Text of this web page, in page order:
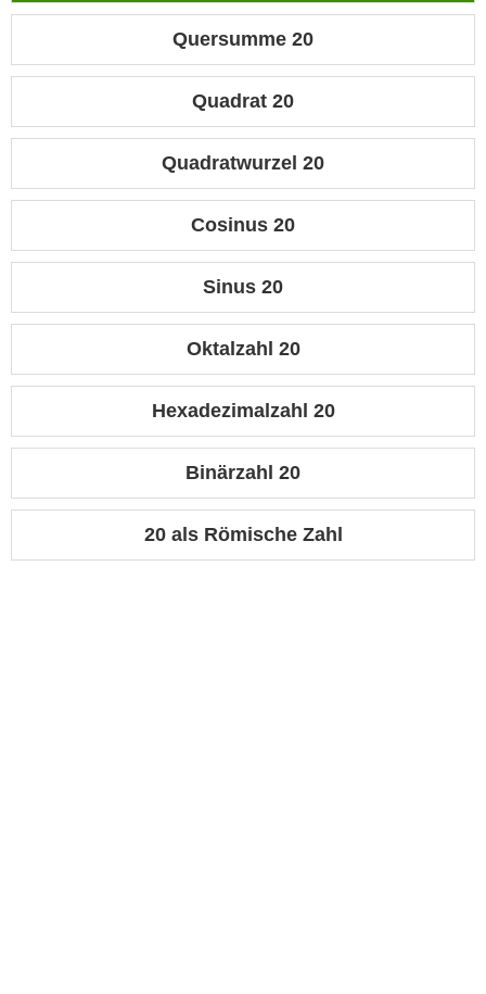
Quersumme 20
Quadrat 20
Quadratwurzel 20
Cosinus 20
Sinus 20
Oktalzahl 20
Hexadezimalzahl 20
Binärzahl 20
20 als Römische Zahl